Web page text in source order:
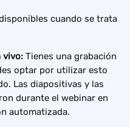
cuando se trata
vivo: Tienes una grabación
optar por utilizar esto
Las diapositivas y las
durante el webinar en
automatizada.